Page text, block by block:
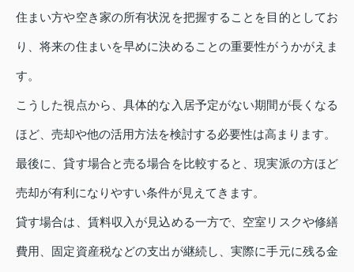
住まい方や空き家の所有状況を把握することを目的としてお
り、将来の住まいを早めに決めることの重要性がうかがえま
す。
こうした視点から、具体的な入居予定がない期間が長くなる
ほど、売却や他の活用方法を検討する必要性は高まります。
最後に、貸す場合と売る場合を比較すると、現実派の方ほど
売却が有利になりやすい条件が見えてきます。
貸す場合は、賃料収入が見込める一方で、空室リスクや修繕
費用、固定資産税などの支出が継続し、実際に手元に残る金